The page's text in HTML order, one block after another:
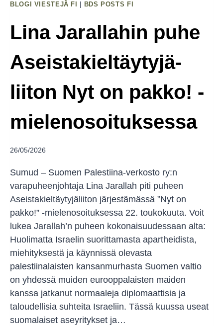
Puolustusministeri
Antti
Häkkäsen
Erottava
BLOGI VIESTEJÄ FI BDS POSTS FI
Lina Jarallahin puhe
Aseistakieltäytyjä­
liiton Nyt on pakko! -
mielenosoituksessa
26/05/2026
Sumud – Suomen Palestiina-verkosto ry:n
varapuheenjohtaja Lina Jarallah piti puheen
Aseistakieltäytyjäliiton järjestämässä ”Nyt on
pakko!” -mielenosoituksessa 22. toukokuuta. Voit
lukea Jarallah’n puheen kokonaisuudessaan alta:
Huolimatta Israelin suorittamasta apartheidista,
miehityksestä ja käynnissä olevasta
palestiinalaisten kansanmurhasta Suomen valtio
on yhdessä muiden eurooppalaisten maiden
kanssa jatkanut normaaleja diplomaattisia ja
taloudellisia suhteita Israeliin. Tässä kuussa useat
suomalaiset aseyritykset ja…